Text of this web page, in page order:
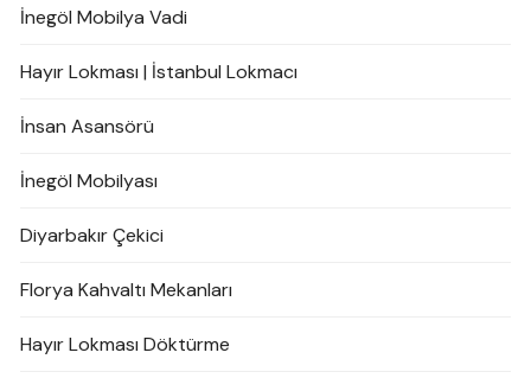
İnegöl Mobilya Vadi
Hayır Lokması | İstanbul Lokmacı
İnsan Asansörü
İnegöl Mobilyası
Diyarbakır Çekici
Florya Kahvaltı Mekanları
Hayır Lokması Döktürme